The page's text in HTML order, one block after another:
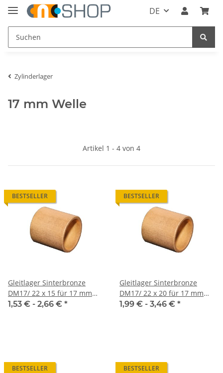
DE
Zylinderlager
17 mm Welle
Artikel 1 - 4 von 4
BESTSELLER
Gleitlager Sinterbronze
DM17/ 22 x 15 für 17 mm
Welle
1,53 € - 2,66 € *
BESTSELLER
Gleitlager Sinterbronze
DM17/ 22 x 20 für 17 mm
Welle
1,99 € - 3,46 € *
BESTSELLER BESTSELLER